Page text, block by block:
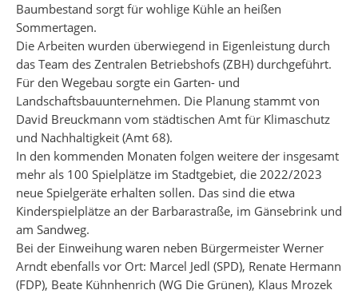
Baumbestand sorgt für wohlige Kühle an heißen
Sommertagen.
Die Arbeiten wurden überwiegend in Eigenleistung durch
das Team des Zentralen Betriebshofs (ZBH) durchgeführt.
Für den Wegebau sorgte ein Garten- und
Landschaftsbauunternehmen. Die Planung stammt von
David Breuckmann vom städtischen Amt für Klimaschutz
und Nachhaltigkeit (Amt 68).
In den kommenden Monaten folgen weitere der insgesamt
mehr als 100 Spielplätze im Stadtgebiet, die 2022/2023
neue Spielgeräte erhalten sollen. Das sind die etwa
Kinderspielplätze an der Barbarastraße, im Gänsebrink und
am Sandweg.
Bei der Einweihung waren neben Bürgermeister Werner
Arndt ebenfalls vor Ort: Marcel Jedl (SPD), Renate Hermann
(FDP), Beate Kühnhenrich (WG Die Grünen), Klaus Mrozek